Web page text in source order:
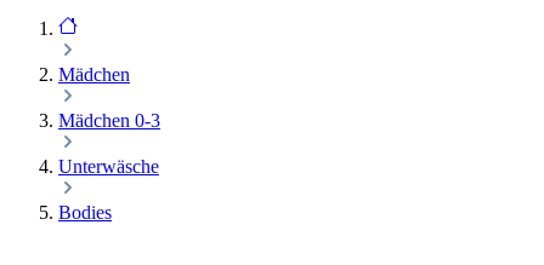
Mädchen
Mädchen 0-3
Unterwäsche
Bodies